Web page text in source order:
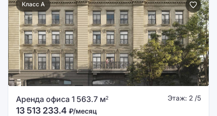
Класс A
Аренда офиса 1 563.7 м2 Этаж: 2 /5
13 513 233.4 ₽/месяц